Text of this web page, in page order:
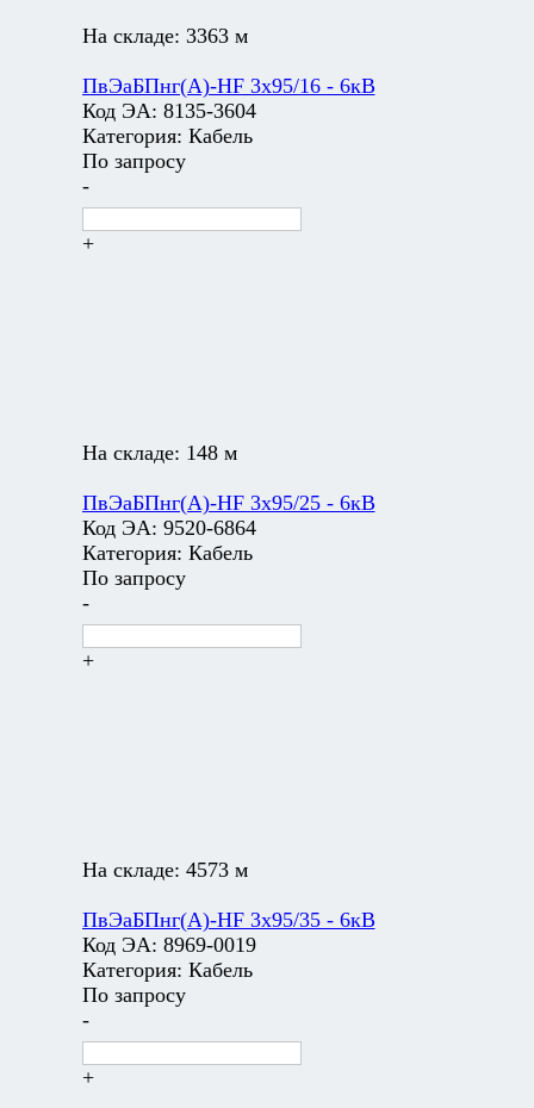
На складе: 3363 м
ПвЭаБПнг(А)-HF 3х95/16 - 6кВ
Код ЭА: 8135-3604
Категория: Кабель
По запросу
-
+
На складе: 148 м
ПвЭаБПнг(А)-HF 3х95/25 - 6кВ
Код ЭА: 9520-6864
Категория: Кабель
По запросу
-
+
На складе: 4573 м
ПвЭаБПнг(А)-HF 3х95/35 - 6кВ
Код ЭА: 8969-0019
Категория: Кабель
По запросу
-
+